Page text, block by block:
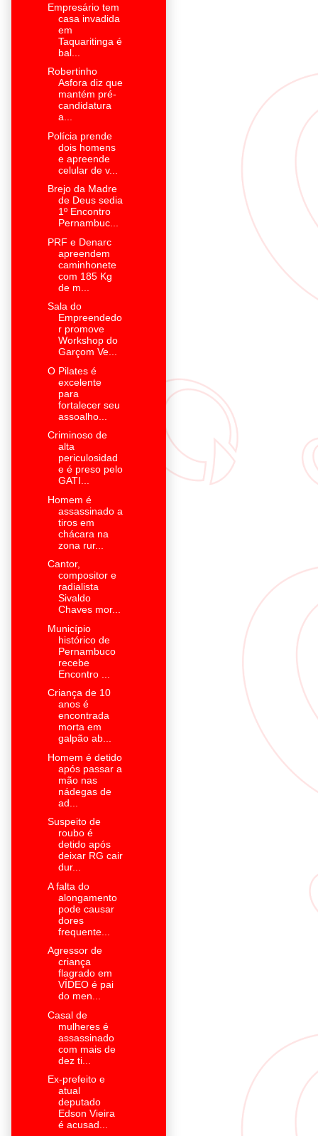
Empresário tem
casa invadida
em
Taquaritinga é
bal...
Robertinho
Asfora diz que
mantém pré-
candidatura
a...
Polícia prende
dois homens
e apreende
celular de v...
Brejo da Madre
de Deus sedia
1º Encontro
Pernambuc...
PRF e Denarc
apreendem
caminhonete
com 185 Kg
de m...
Sala do
Empreendedo
r promove
Workshop do
Garçom Ve...
O Pilates é
excelente
para
fortalecer seu
assoalho...
Criminoso de
alta
periculosidad
e é preso pelo
GATI...
Homem é
assassinado a
tiros em
chácara na
zona rur...
Cantor,
compositor e
radialista
Sivaldo
Chaves mor...
Município
histórico de
Pernambuco
recebe
Encontro ...
Criança de 10
anos é
encontrada
morta em
galpão ab...
Homem é detido
após passar a
mão nas
nádegas de
ad...
Suspeito de
roubo é
detido após
deixar RG cair
dur...
A falta do
alongamento
pode causar
dores
frequente...
Agressor de
criança
flagrado em
VÍDEO é pai
do men...
Casal de
mulheres é
assassinado
com mais de
dez ti...
Ex-prefeito e
atual
deputado
Edson Vieira
é acusad...